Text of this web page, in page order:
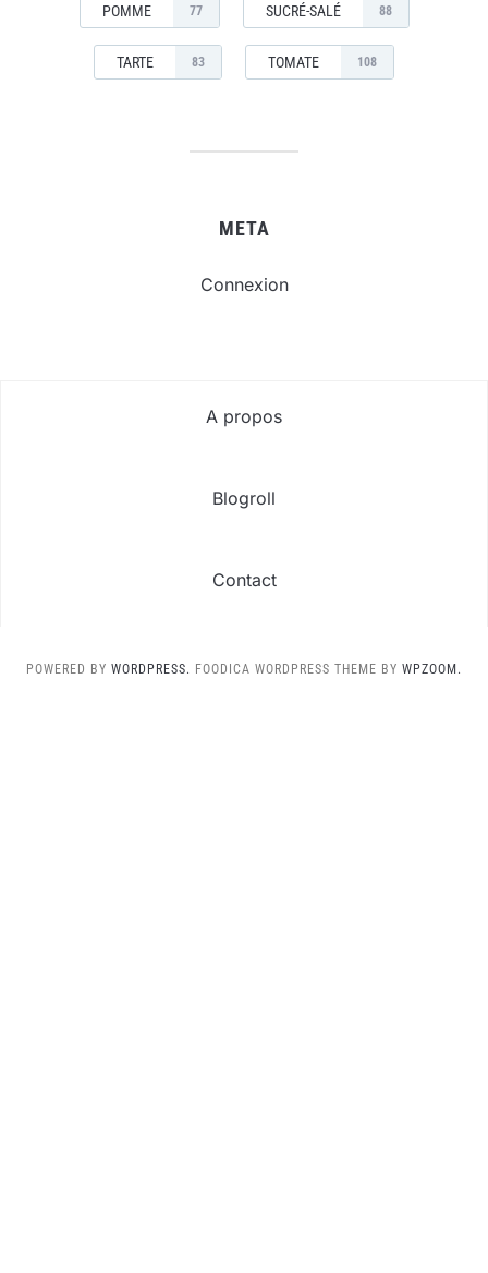
POMME 77 SUCRÉ-SALÉ 88
TARTE 83 TOMATE 108
META
Connexion
A propos
Blogroll
Contact
POWERED BY WORDPRESS. FOODICA WORDPRESS THEME BY WPZOOM.